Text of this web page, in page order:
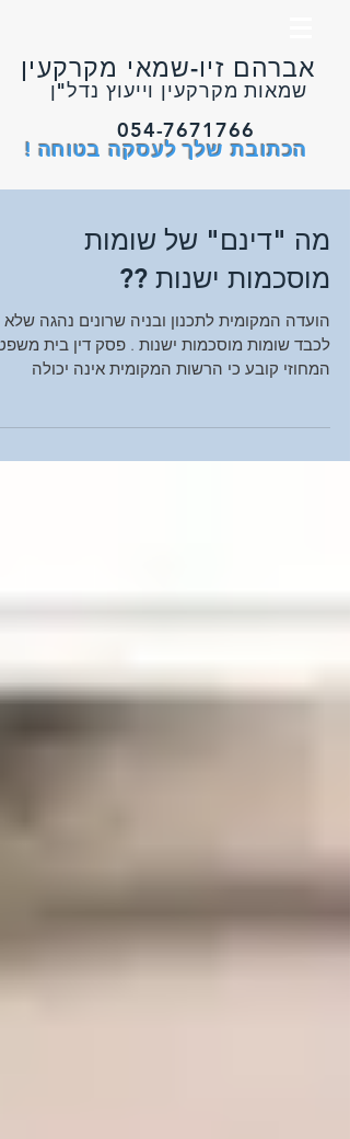
054-7671766
הכתובת שלך לעסקה בטוחה !
מה "דינם" של שומות
מוסכמות ישנות ??
הועדה המקומית לתכנון ובניה שרונים נהגה שלא
לכבד שומות מוסכמות ישנות . פסק דין בית
המחוזי קובע כי הרשות המקומית אינה יכולה